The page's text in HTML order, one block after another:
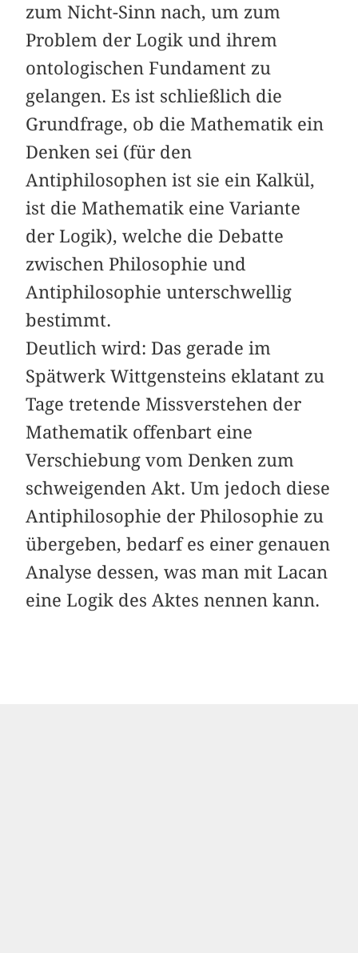
zum Nicht-Sinn nach, um zum
Problem der Logik und ihrem
ontologischen Fundament zu
gelangen. Es ist schließlich die
Grundfrage, ob die Mathematik ein
Denken sei (für den
Antiphilosophen ist sie ein Kalkül,
ist die Mathematik eine Variante
der Logik), welche die Debatte
zwischen Philosophie und
Antiphilosophie unterschwellig
bestimmt.
Deutlich wird: Das gerade im
Spätwerk Wittgensteins eklatant zu
Tage tretende Missverstehen der
Mathematik offenbart eine
Verschiebung vom Denken zum
schweigenden Akt. Um jedoch diese
Antiphilosophie der Philosophie zu
übergeben, bedarf es einer genauen
Analyse dessen, was man mit Lacan
eine Logik des Aktes nennen kann.